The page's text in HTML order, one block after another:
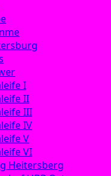
I
II
III
IV
V
VI
Heitersberg